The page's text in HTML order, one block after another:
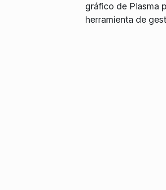
gráfico de Plasma
herramienta de